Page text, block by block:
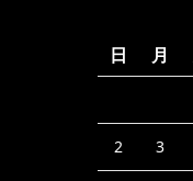
日
月
2 3